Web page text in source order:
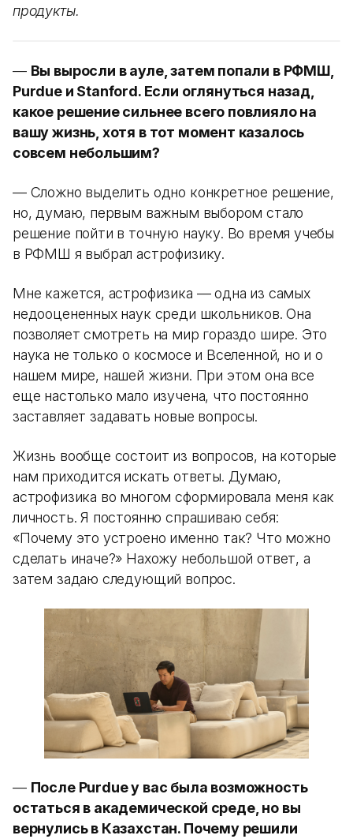
продукты.
— Вы выросли в ауле, затем попали в РФМШ,
Purdue и Stanford. Если оглянуться назад,
какое решение сильнее всего повлияло на
вашу жизнь, хотя в тот момент казалось
совсем небольшим?
— Сложно выделить одно конкретное решение,
но, думаю, первым важным выбором стало
решение пойти в точную науку. Во время учебы
в РФМШ я выбрал астрофизику.
Мне кажется, астрофизика — одна из самых
недооцененных наук среди школьников. Она
позволяет смотреть на мир гораздо шире. Это
наука не только о космосе и Вселенной, но и о
нашем мире, нашей жизни. При этом она все
еще настолько мало изучена, что постоянно
заставляет задавать новые вопросы.
Жизнь вообще состоит из вопросов, на которые
нам приходится искать ответы. Думаю,
астрофизика во многом сформировала меня как
личность. Я постоянно спрашиваю себя:
«Почему это устроено именно так? Что можно
сделать иначе?» Нахожу небольшой ответ, а
затем задаю следующий вопрос.
— После Purdue у вас была возможность
остаться в академической среде, но вы
вернулись в Казахстан. Почему решили